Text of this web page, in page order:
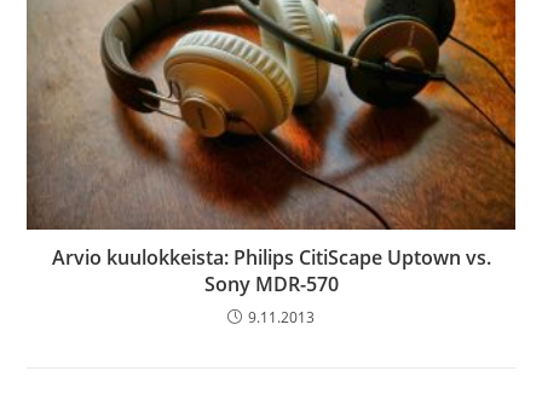
Arvio kuulokkeista: Philips CitiScape Uptown vs.
Sony MDR-570
9.11.2013